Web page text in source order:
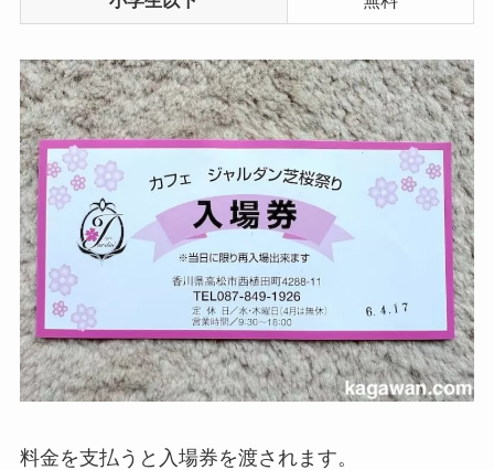
料金を支払うと入場券を渡されます。